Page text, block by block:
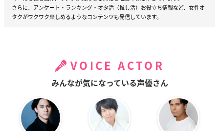
さらに、アンケート・ランキング・オタ活（推し活）お役立ち情報など、女性オ
タクがワクワク楽しめるようなコンテンツも発信しています。
VOICE ACTOR
みんなが気になっている声優さん